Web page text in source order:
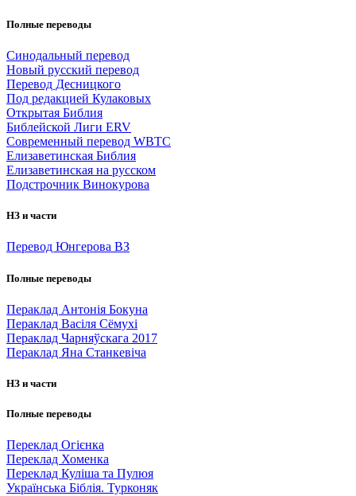
Полные переводы
Синодальный перевод
Новый русский перевод
Перевод Десницкого
Под редакцией Кулаковых
Открытая Библия
Библейской Лиги ERV
Cовременный перевод WBTC
Елизаветинская Библия
Елизаветинская на русском
Подстрочник Винокурова
НЗ и части
Перевод Юнгерова ВЗ
Полные переводы
Пераклад Антонія Бокуна
Пераклад Васіля Сёмухі
Пераклад Чарняўскага 2017
Пераклад Яна Станкевіча
НЗ и части
Полные переводы
Переклад Огієнка
Переклад Хоменка
Переклад Куліша та Пулюя
Українська Біблія. Турконяк